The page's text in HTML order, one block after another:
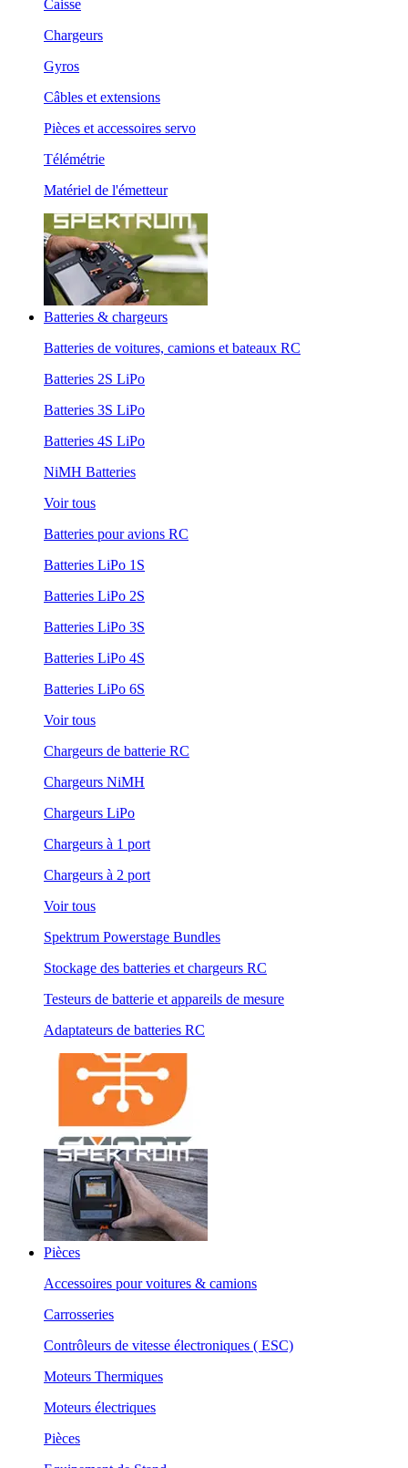
Caisse
Chargeurs
Gyros
Câbles et extensions
Pièces et accessoires servo
Télémétrie
Matériel de l'émetteur
Batteries & chargeurs
Batteries de voitures, camions et bateaux RC
Batteries 2S LiPo
Batteries 3S LiPo
Batteries 4S LiPo
NiMH Batteries
Voir tous
Batteries pour avions RC
Batteries LiPo 1S
Batteries LiPo 2S
Batteries LiPo 3S
Batteries LiPo 4S
Batteries LiPo 6S
Voir tous
Chargeurs de batterie RC
Chargeurs NiMH
Chargeurs LiPo
Chargeurs à 1 port
Chargeurs à 2 port
Voir tous
Spektrum Powerstage Bundles
Stockage des batteries et chargeurs RC
Testeurs de batterie et appareils de mesure
Adaptateurs de batteries RC
Pièces
Accessoires pour voitures & camions
Carrosseries
Contrôleurs de vitesse électroniques ( ESC)
Moteurs Thermiques
Moteurs électriques
Pièces